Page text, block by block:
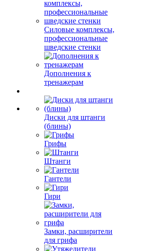
Силовые комплексы,
профессиональные
шведские стенки
Дополнения к
тренажерам
Диски для штанги
(блины)
Грифы
Штанги
Гантели
Гири
Замки, расширители
для грифа